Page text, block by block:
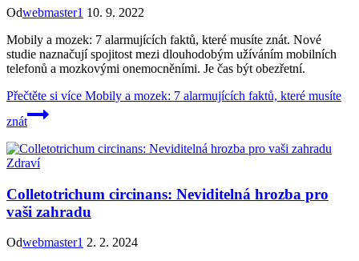
Odwebmaster1 10. 9. 2022
Mobily a mozek: 7 alarmujících faktů, které musíte znát. Nové
studie naznačují spojitost mezi dlouhodobým užíváním mobilních
telefonů a mozkovými onemocněními. Je čas být obezřetní.
Přečtěte si více Mobily a mozek: 7 alarmujících faktů, které musíte
znát
Zdraví
Colletotrichum circinans: Neviditelná hrozba pro
vaši zahradu
Odwebmaster1 2. 2. 2024